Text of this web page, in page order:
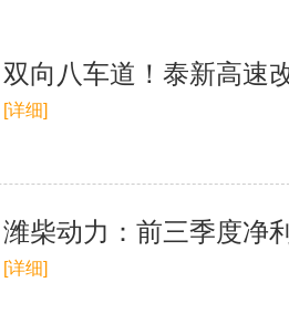
双向八车道！泰新高速
[详细]
潍柴动力：前三季度净
[详细]